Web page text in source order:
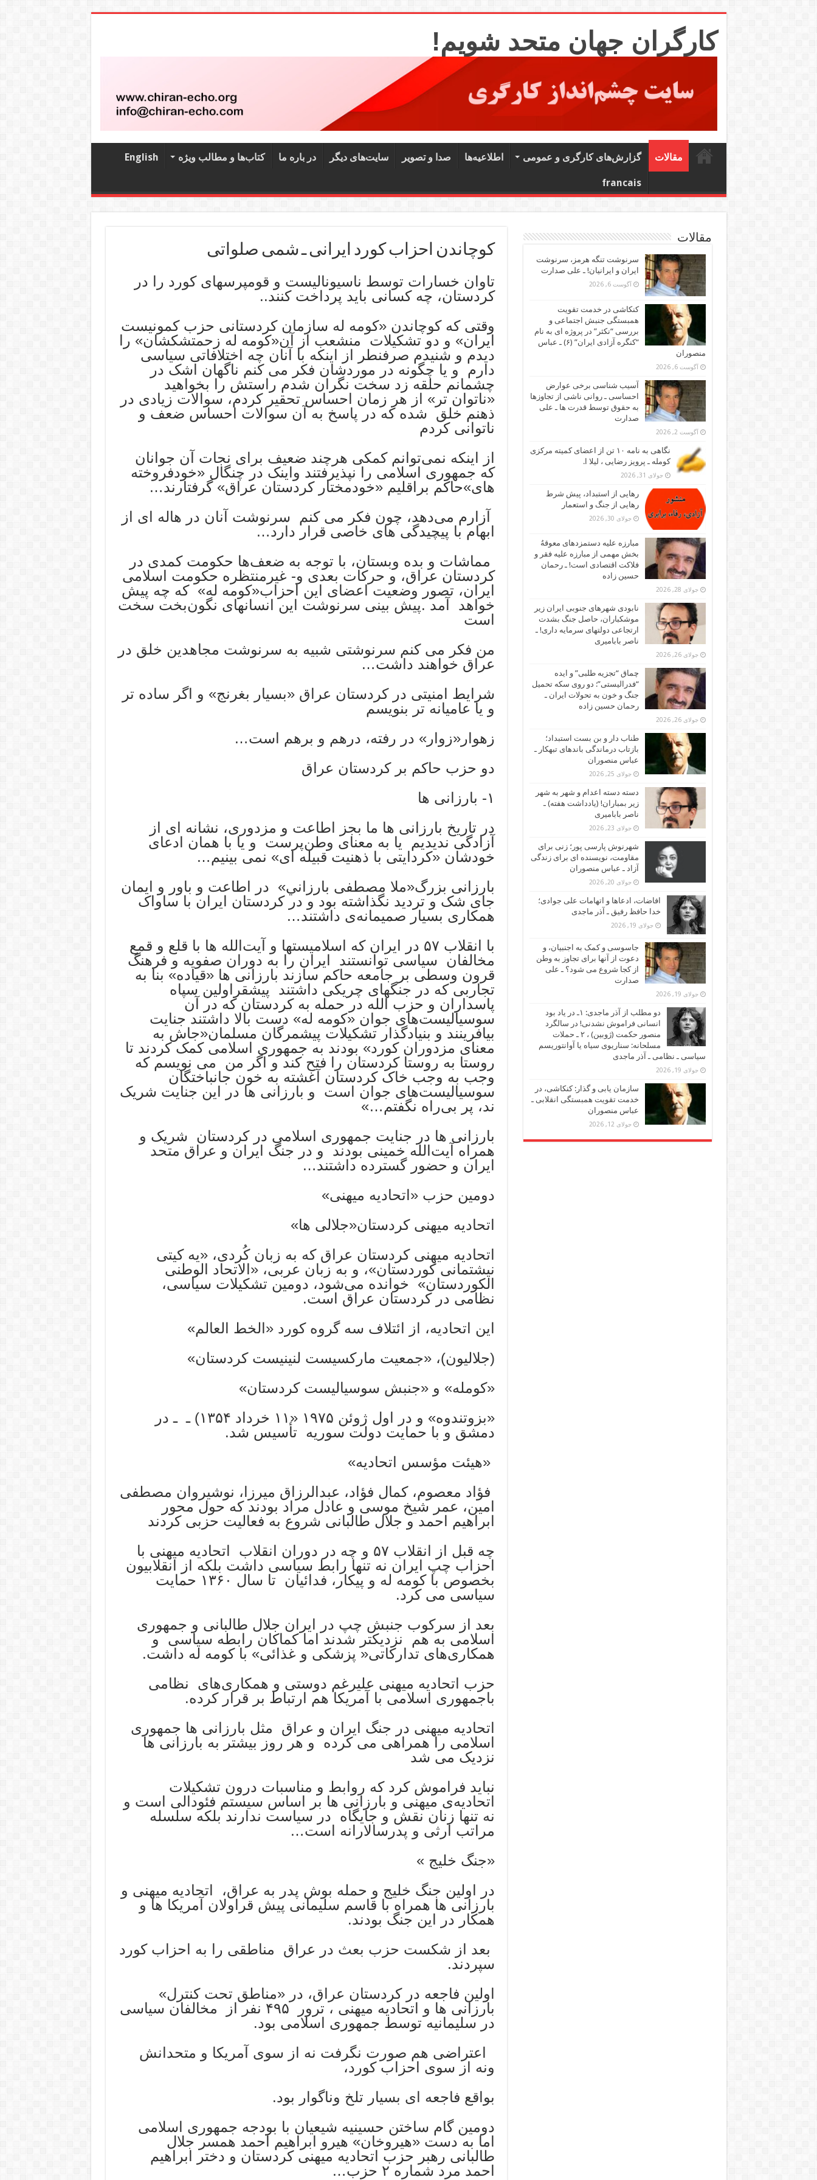
کارگران جهان متحد شویم!
مقالات گزارش‌های کارگری و عمومی اطلاعیه‌ها صدا و تصویر سایت‌های دیگر در باره ما کتاب‌‌ها و مطالب ویژه English
francais
کوچاندن احزاب کورد ایرانی ـ شمی صلواتی
تاوان خسارات توسط ناسیونالیست و قومپرسهای کورد را در
کردستان، چه کسانی باید پرداخت کنند..
وقتی که کوچاندن «کومه له سازمان کردستانی حزب کمونیست
ایران» و دو تشکیلات منشعب از آن«کومه له زحمتشکشان» را
دیدم و شنيدم صرفنطر از اینکه با آنان‌ چه اختلافاتی سیاسی
دارم و یا چگونه در موردشان فکر می کنم ناگهان اشک در
چشمانم حلقه زد سخت نگران شدم راستش را بخواهيد
«ناتوان تر» از هر زمان احساس تحقیر کردم، سوالات زیادی در
ذهنم خلق شده که در پاسخ به آن سوالات احساس ضعف و
ناتوانی کردم
از اینکه نمی‌توانم کمکی هرچند ضعیف برای نجات آن جوانان
که جمهوری اسلامی را نپذیرفتند واینک در چنگال «خودفروخته
های»حاکم براقلیم «خودمختار کردستان عراق» گرفتارند…
آزارم می‌دهد، چون فکر می کنم سرنوشت آنان در هاله ای از
ابهام با پیچیدگی های خاصی قرار دارد…
مماشات و بده وبستان، با توجه به ضعف‌ها حکومت کمدی در
کردستان عراق، و حرکات بعدی و- غیرمنتظره حکومت اسلامی
ایران، تصور وضعیت اعضای این احزاب«کومه له» که چه پیش
خواهد آمد .پیش بینی سرنوشت این انسانهای نگون‌بخت سخت
است
من فکر می کنم سرنوشتی شبیه به سرنوشت مجاهدین خلق در
عراق خواهند داشت…
شرایط امنیتی در کردستان عراق «بسیار بغرنج» و اگر ساده تر
و یا عامیانه تر بنویسم
زهوار«زوار» در رفته، درهم و برهم است…
دو حزب حاکم بر کردستان عراق
۱- بارزانی ها
در تاریخ بارزانی ها ما بجز اطاعت و مزدوری، نشانه‌ ای از
آزادگی ندیدیم یا به معنای وطن‌پرست و یا با همان ادعای
خودشان‌ «کردایتی با ذهنیت قبیله ای» نمی بینیم…
بارزانی بزرگ«ملا مصطفى بارزاني» در اطاعت و باور و ایمان
جای شک و تردید نگذاشته بود و در کردستان ایران با ساواک
همکاری بسیار صمیمانه‌ی داشتند…
با انقلاب ۵۷ در ایران که اسلامیستها و آیت‌الله ها با قلع و قمع
مخالفان سیاسی توانستند ایران را به دوران صفویه و فرهنگ
قرون وسطی بر جامعه حاکم سازند بارزانی ها «قیاده» بنا به
تجاربی که در جنگهای چریکی داشتند پیشقراولین سپاه
پاسداران و حزب الله در حمله به کردستان که در آن
سوسیالیست‌های جوان «کومه له» دست بالا داشتند جنایت
بیافرینند و بنیادگذار تشکیلات پیشمرگان مسلمان«جاش به
معنای مزدوران کورد» بودند به جمهوری اسلامی کمک کردند تا
روستا به روستا کردستان را فتح کند و اگر من می نویسم که
وجب به وجب خاک کردستان آغشته به خون جانباختگان
سوسیالیست‌های جوان است و بارزانی ها در این جنایت شریک
ند، پر بی‌راه نگفتم…»
بارزانی ها در جنایت جمهوری اسلامی در کردستان شریک و
همراه آیت‌الله خمینی بودند و در جنگ ایران و عراق متحد
ایران و حضور گسترده داشتند…
دومین حزب «اتحادیه میهنی»
اتحادیه میهنی کردستان«جلالی ها»
اتحادیه میهنی کردستان عراق که به زبان کُردی، «یه کیتی
نیشتمانی کوردستان»، و به زبان عربی، «الاتحاد الوطنی
الکوردستان» خوانده می‌شود، دومین تشکیلات سیاسی،
نظامی در کردستان عراق است.
این اتحادیه، از ائتلاف سه گروه کورد «الخط العالم»
(جلالیون)، «جمعیت مارکسیست لنینیست کردستان»
«کومله» و «جنبش سوسیالیست کردستان»
«بزوتندوه» و در اول ژوئن ۱۹۷۵ «۱۱ خرداد ۱۳۵۴) ـ ـ در
دمشق و با حمایت دولت سوریه تأسیس شد.
«هیئت مؤسس اتحادیه»
فؤاد معصوم، کمال فؤاد، عبدالرزاق میرزا، نوشیروان مصطفی
امین، عمر شیخ موسی و عادل مراد بودند که حول محور
ابراهیم احمد و جلال طالبانی شروع به‌ فعالیت حزبی کردند
چه قبل از انقلاب ۵۷ و چه در دوران انقلاب اتحادیه میهنی با
احزاب چپ ایران نه تنها رابط سیاسی داشت بلکه از انقلابیون
بخصوص با کومه له و پیکار، فدائیان تا سال ۱۳۶۰ حمایت
سیاسی می کرد.
بعد از سرکوب جنبش چپ در ایران جلال طالبانی و جمهوری
اسلامی به هم نزدیکتر شدند اما کماکان رابطه سیاسی و
همکاری‌های تدارکاتی« پزشکی و غذائی» با کومه له داشت.
حزب اتحادیه میهنی علیرغم دوستی و همکاری‌های نظامی
باجمهوری اسلامی با آمریکا هم ارتباط بر قرار کرده.
اتحادیه میهنی در جنگ ایران و عراق مثل بارزانی ها جمهوری
اسلامی را همراهی می کرده‌ و هر روز بیشتر به بارزانی ها
نزدیک می شد
نباید فراموش کرد که روابط و مناسبات درون تشکیلات
اتحادیه‌ی میهنی و بارزانی ها بر اساس سیستم فئودالی است و
نه تنها زنان نقش و جایگاه در سیاست ندارند بلکه سلسله
مراتب ارثی و پدرسالارانه است…
«جنگ خلیج »
در اولین جنگ خلیج و حمله بوش پدر به عراق، اتحادیه میهنی و
بارزانی ها همراه با قاسم سلیمانی پیش قراولان آمریکا ها و
همکار در این جنگ بودند.
بعد از شکست حزب بعث در عراق مناطقی را به احزاب کورد
سپردند.
اولین فاجعه در کردستان عراق، در «مناطق تحت کنترل»
بارزانی ها و اتحادیه‌ میهنی ، ترور ۴۹۵ نفر از مخالفان سیاسی
در سلیمانیه توسط جمهوری اسلامی بود.
اعتراضی هم صورت نگرفت نه از سوی آمریکا و متحدانش
ونه از سوی احزاب کورد،
بواقع فاجعه ای بسیار تلخ وناگوار بود.
دومین گام ساختن حسینیه شیعیان با بودجه جمهوری اسلامی
اما به دست «هیروخان» هیرو ابراهیم احمد همسر جلال
طالبانی رهبر حزب اتحادیه میهنی کردستان و دختر ابراهیم
احمد مرد شماره ۲ حزب…
مقالات
سرنوشت تنگه هرمز، سرنوشت
ایران و ایرانیان! ـ علی صدارت
آگوست 6, 2026
کنکاشی در خدمت تقویت
همبستگی جنبش اجتماعی و
بررسی “نکثر” در پروژه ای به نام
“کنگره آزادی ایران” (۶) ـ عباس
منصوران
آگوست 6, 2026
آسیب شناسی برخی عوارض
احساسی ـ روانی ناشی از تجاوزها
به حقوق توسط قدرت ها ـ علی
صدارت
آگوست 2, 2026
نگاهی به نامه ۱۰ تن از اعضای کمیته مرکزی
کومله ـ پرویز رضایی ، لیلا ا.
جولای 31, 2026
رهایی از استبداد، پیش شرط
رهایی از جنگ و استعمار
جولای 30, 2026
مبارزه علیه دستمزدهای معوقهُ
بخش مهمی از مبارزه علیه فقر و
فلاکت اقتصادی است! ـ رحمان
حسین زاده
جولای 28, 2026
نابودی شهرهای جنوبی ایران زیر
موشکباران، حاصل جنگ بشدت
ارتجاعی دولتهای سرمایه داری! ـ
ناصر بابامیری
جولای 26, 2026
چماق “تجزیه طلبی” و ایده
“فدرالیستی”: دو روی سکه تحمیل
جنگ و خون به تحولات ایران ـ
رحمان حسین زاده
جولای 26, 2026
طناب دار و بن بست استبداد؛
بازتاب درماندگی باندهای تبهکار ـ
عباس منصوران
جولای 25, 2026
دسته دسته اعدام و شهر به شهر
زیر بمباران! (یادداشت هفته) ـ
ناصر بابامیری
جولای 23, 2026
شهرنوش پارسی پور؛ زنی برای
مقاومت، نویسنده ای برای زندگی
آزاد ـ عباس منصوران
جولای 20, 2026
افاضات، ادعاها و اتهامات علی جوادی؛
خدا حافظ رفیق ـ آذر ماجدی
جولای 19, 2026
جاسوسی و کمک به اجنبیان، و
دعوت از آنها برای تجاوز به وطن
از کجا شروع می شود؟ ـ علی
صدارت
جولای 19, 2026
دو مطلب از آذر ماجدی: ۱ـ در یاد بود
انسانی فراموش نشدنی! در سالگرد
منصور حکمت (ژوبین) ، ۲ ـ حملات
مسلحانه: سناریوی سیاه یا آوانتوریسم
سیاسی ـ نظامی ـ آذر ماجدی
جولای 19, 2026
سازمان یابی و گذار: کنکاشی، در
خدمت تقویت همبستگی انقلابی ـ
عباس منصوران
جولای 12, 2026